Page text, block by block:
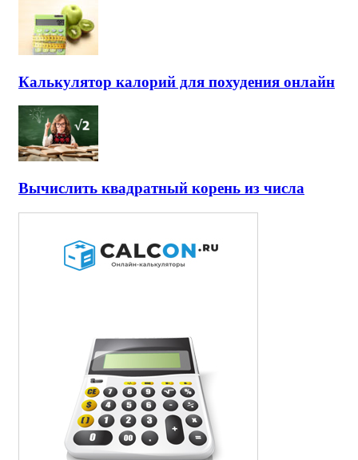
Калькулятор калорий для похудения онлайн
Вычислить квадратный корень из числа